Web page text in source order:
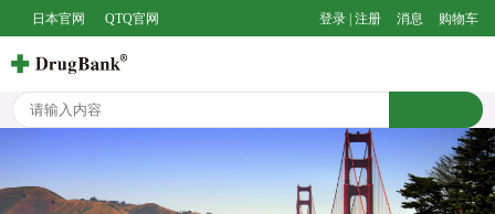
日本官网 QTQ官网 登录 | 注册 消息 购物车